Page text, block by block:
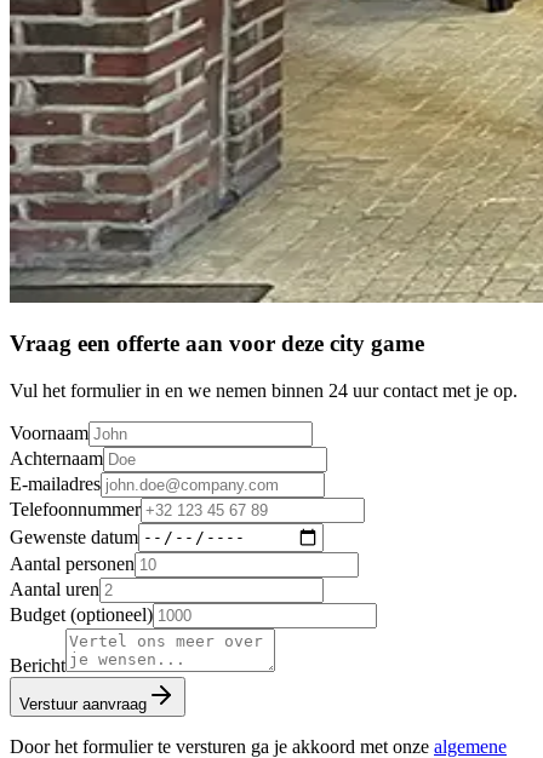
Vraag een offerte aan voor deze city game
Vul het formulier in en we nemen binnen 24 uur contact met je op.
Voornaam
Achternaam
E-mailadres
Telefoonnummer
Gewenste datum
Aantal personen
Aantal uren
Budget (optioneel)
Bericht
Verstuur aanvraag
Door het formulier te versturen ga je akkoord met onze algemene